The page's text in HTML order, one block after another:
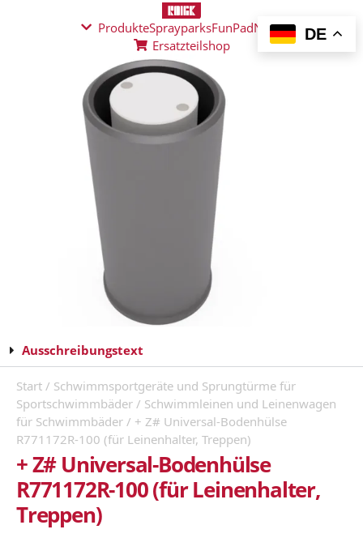
ProdukteSprayparksFunPadNews
Ersatzteilshop
Ausschreibungstext
Start / Schwimmsportgeräte und Sprungtürme für
Sportschwimmbäder / Schwimmleinen und Leinenwagen
für Schwimmbäder / + Z# Universal-Bodenhülse
R771172R-100 (für Leinenhalter, Treppen)
+ Z# Universal-Bodenhülse
R771172R-100 (für Leinenhalter,
Treppen)
DE